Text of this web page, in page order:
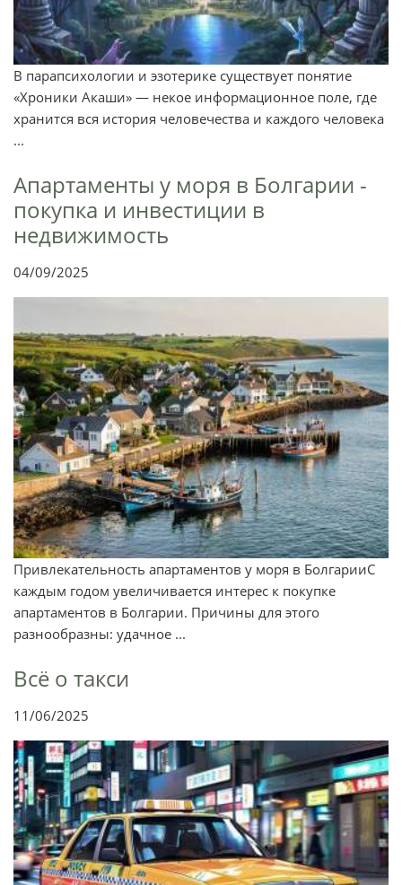
В парапсихологии и эзотерике существует понятие
«Хроники Акаши» — некое информационное поле, где
хранится вся история человечества и каждого человека
...
Апартаменты у моря в Болгарии -
покупка и инвестиции в
недвижимость
04/09/2025
Привлекательность апартаментов у моря в БолгарииС
каждым годом увеличивается интерес к покупке
апартаментов в Болгарии. Причины для этого
разнообразны: удачное ...
Всё о такси
11/06/2025